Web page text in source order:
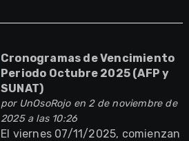
Cronogramas de Vencimiento
Periodo Octubre 2025 (AFP y
SUNAT)
por UnOsoRojoen 2 de noviembre de
2025 a las 10:26
El viernes 07/11/2025, comienzan